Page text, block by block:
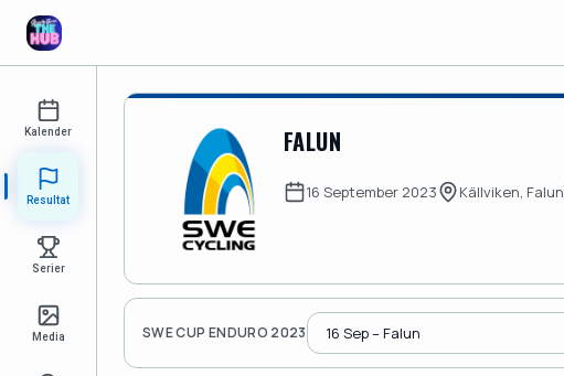
Kalender
Resultat
Serier
Media
FALUN
16 September 2023 Källviken, Falun
SWE CUP ENDURO 2023